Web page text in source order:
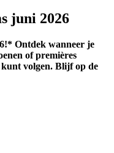
juni 2026
Ontdek wanneer je
of premières
kunt volgen. Blijf op de